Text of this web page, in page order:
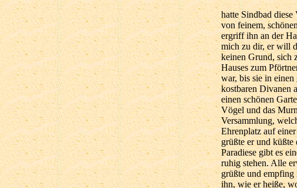
hatte Sindbad diese
von feinem,
ergriff ihn an der
mich zu dir, er will
keinen Grund, sich
Hauses zum
war, bis sie in
kostbaren Divanen
einen schönen
Vögel und das
Versammlung,
Ehrenplatz auf
grüßte er und
Paradiese gibt es
ruhig stehen. Alle
grüßte und empfing
ihn, wie er heiße,